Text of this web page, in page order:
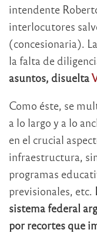
intendente
interlocutores
(concesionaria).
la falta de
asuntos, disuelta
Como éste, se
a lo largo y a lo
en el crucial
infraestructura,
programas
previsionales, etc.
sistema federal
por recortes que